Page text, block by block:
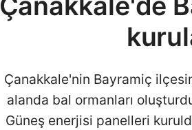
Çanakkale'nin Bayramiç
alanda bal ormanları
Güneş enerjisi panelleri